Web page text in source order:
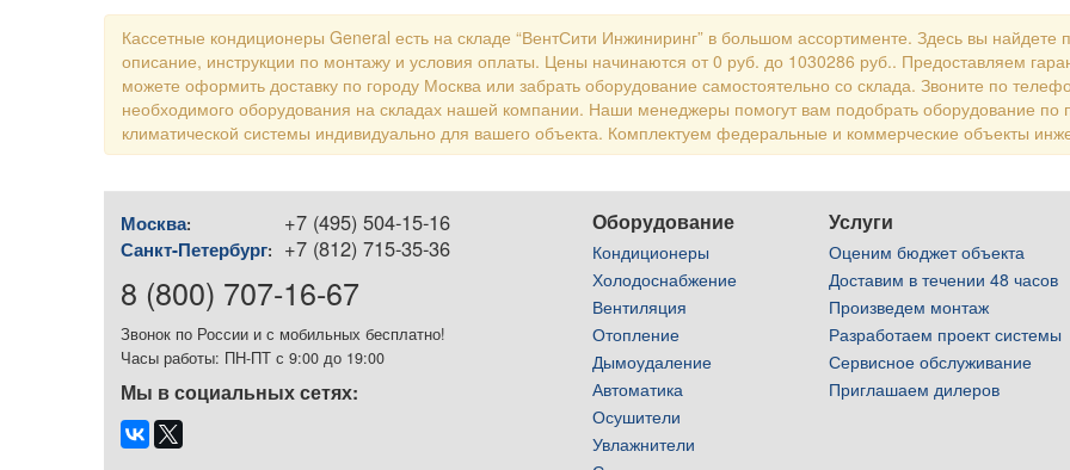
Кассетные кондиционеры General есть на складе “ВентСити Инжиниринг” в большом ассортименте. Здесь вы найдете
описание, инструкции по монтажу и условия оплаты. Цены начинаются от 0 руб. до 1030286 руб.. Предоставляем
можете оформить доставку по городу Москва или забрать оборудование самостоятельно со склада. Звоните по
необходимого оборудования на складах нашей компании. Наши менеджеры помогут вам подобрать оборудование по
климатической системы индивидуально для вашего объекта. Комплектуем федеральные и коммерческие объекты
Москва: +7 (495) 504-15-16
Санкт-Петербург: +7 (812) 715-35-36
8 (800) 707-16-67
Звонок по России и с мобильных бесплатно!
Часы работы: ПН-ПТ с 9:00 до 19:00
Мы в социальных сетях:
Оборудование
Кондиционеры
Холодоснабжение
Вентиляция
Отопление
Дымоудаление
Автоматика
Осушители
Увлажнители
Услуги
Оценим бюджет объекта
Доставим в течении 48 часов
Произведем монтаж
Разработаем проект системы
Сервисное обслуживание
Приглашаем дилеров